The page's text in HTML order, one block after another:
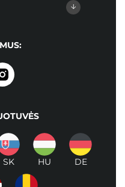
SK HU DE